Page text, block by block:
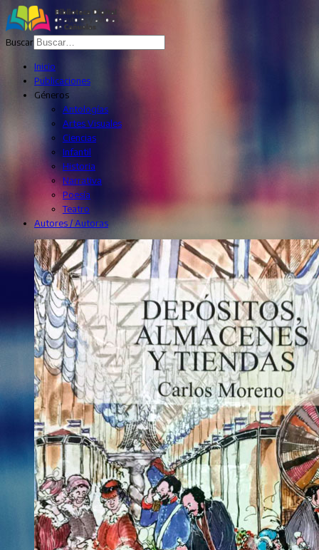
Buscar
Inicio
Publicaciones
Géneros
Antologías
Artes Visuales
Ciencias
Infantil
Historia
Narrativa
Poesía
Teatro
Autores / Autoras